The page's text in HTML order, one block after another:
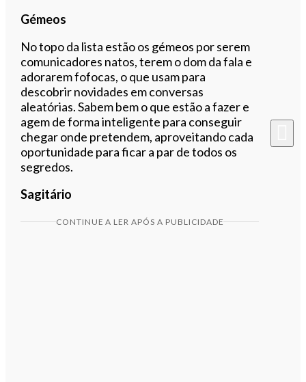
Gémeos
No topo da lista estão os gémeos por serem
comunicadores natos, terem o dom da fala e
adorarem fofocas, o que usam para
descobrir novidades em conversas
aleatórias. Sabem bem o que estão a fazer e
agem de forma inteligente para conseguir
chegar onde pretendem, aproveitando cada
oportunidade para ficar a par de todos os
segredos.
Sagitário
CONTINUE A LER APÓS A PUBLICIDADE